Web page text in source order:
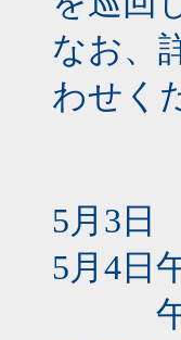
なお、
わせく
5月3
5月4日
午後